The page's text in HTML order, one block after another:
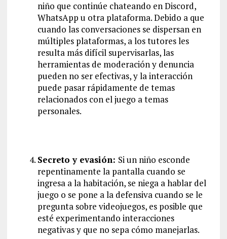
niño que continúe chateando en Discord,
WhatsApp u otra plataforma. Debido a que
cuando las conversaciones se dispersan en
múltiples plataformas, a los tutores les
resulta más difícil supervisarlas, las
herramientas de moderación y denuncia
pueden no ser efectivas, y la interacción
puede pasar rápidamente de temas
relacionados con el juego a temas
personales.
Secreto y evasión: Si un niño esconde
repentinamente la pantalla cuando se
ingresa a la habitación, se niega a hablar del
juego o se pone a la defensiva cuando se le
pregunta sobre videojuegos, es posible que
esté experimentando interacciones
negativas y que no sepa cómo manejarlas.